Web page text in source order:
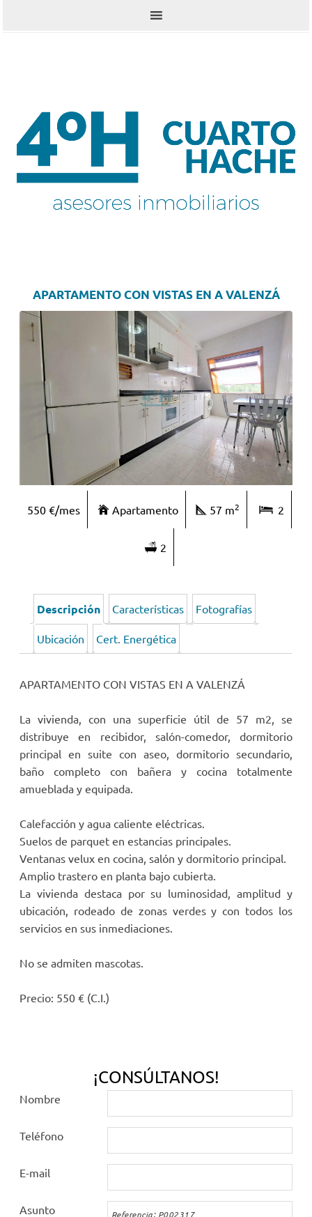
APARTAMENTO CON VISTAS EN A VALENZÁ
550 €/mes Apartamento 57 m2 2
2
¡CONSÚLTANOS!
Nombre
Teléfono
E-mail
Asunto
Descripción Características Fotografías
Ubicación Cert. Energética
APARTAMENTO CON VISTAS EN A VALENZÁ
La vivienda, con una superficie útil de 57 m2, se
distribuye en recibidor, salón-comedor, dormitorio
principal en suite con aseo, dormitorio secundario,
baño completo con bañera y cocina totalmente
amueblada y equipada.
Calefacción y agua caliente eléctricas.
Suelos de parquet en estancias principales.
Ventanas velux en cocina, salón y dormitorio principal.
Amplio trastero en planta bajo cubierta.
La vivienda destaca por su luminosidad, amplitud y
ubicación, rodeado de zonas verdes y con todos los
servicios en sus inmediaciones.
No se admiten mascotas.
Precio: 550 € (C.I.)